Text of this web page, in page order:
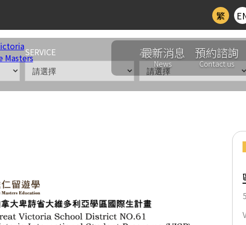
繁
最新消息
News
預約諮詢
Contact us
>卑詩省BC
利亞學區國際生計畫Victoria International
SERVICE ZONE